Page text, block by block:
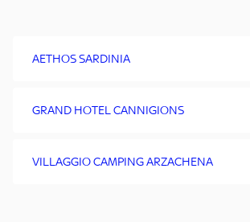
AETHOS SARDINIA
GRAND HOTEL CANNIGIONS
VILLAGGIO CAMPING ARZACHENA